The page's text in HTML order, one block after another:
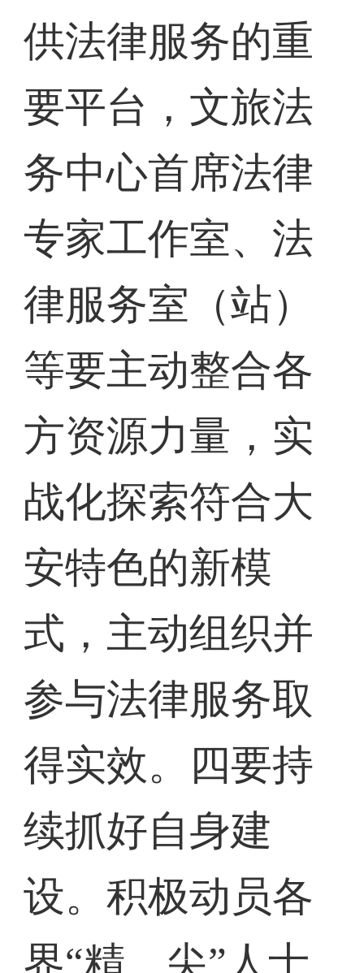
供法律服务的重
要平台，文旅法
务中心首席法律
专家工作室、法
律服务室（站）
等要主动整合各
方资源力量，实
战化探索符合大
安特色的新模
式，主动组织并
参与法律服务取
得实效。四要持
续抓好自身建
设。积极动员各
界“精、尖”人士